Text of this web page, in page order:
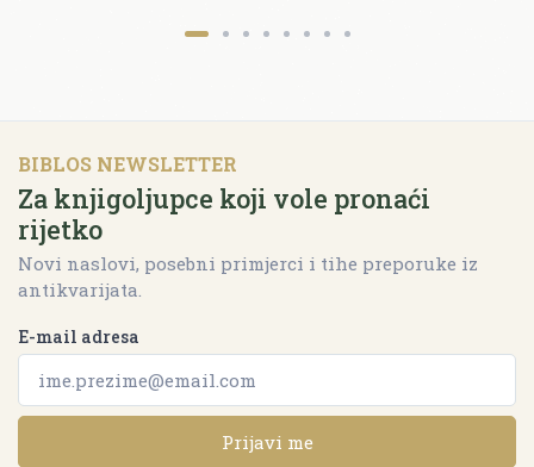
BIBLOS NEWSLETTER
Za knjigoljupce koji vole pronaći
rijetko
Novi naslovi, posebni primjerci i tihe preporuke iz
antikvarijata.
E-mail adresa
Prijavi me